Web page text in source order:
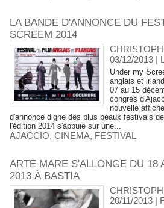
LA BANDE D'ANNONCE DU
SCREEM 2014
03/12/2013 |
Under my
anglais et
07 au 15
congrés
nouvelle
d'annonce digne des plus beaux festivals
l'édition 2014 s'appuie sur une...
AJACCIO, CINEMA, FESTIVAL
ARTE MARE S'ALLONGE DU 18
2013 À BASTIA
20/11/2013 |